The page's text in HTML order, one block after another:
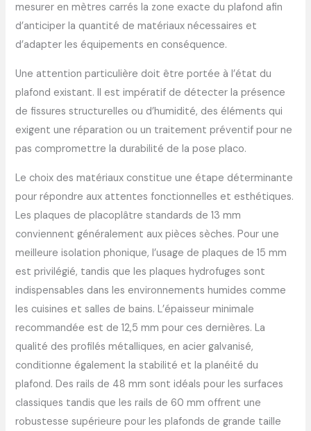
mesurer en mètres carrés la zone exacte du plafond afin
d’anticiper la quantité de matériaux nécessaires et
d’adapter les équipements en conséquence.
Une attention particulière doit être portée à l’état du
plafond existant. Il est impératif de détecter la présence
de fissures structurelles ou d’humidité, des éléments qui
exigent une réparation ou un traitement préventif pour ne
pas compromettre la durabilité de la pose placo.
Le choix des matériaux constitue une étape déterminante
pour répondre aux attentes fonctionnelles et esthétiques.
Les plaques de placoplâtre standards de 13 mm
conviennent généralement aux pièces sèches. Pour une
meilleure isolation phonique, l’usage de plaques de 15 mm
est privilégié, tandis que les plaques hydrofuges sont
indispensables dans les environnements humides comme
les cuisines et salles de bains. L’épaisseur minimale
recommandée est de 12,5 mm pour ces dernières. La
qualité des profilés métalliques, en acier galvanisé,
conditionne également la stabilité et la planéité du
plafond. Des rails de 48 mm sont idéals pour les surfaces
classiques tandis que les rails de 60 mm offrent une
robustesse supérieure pour les plafonds de grande taille